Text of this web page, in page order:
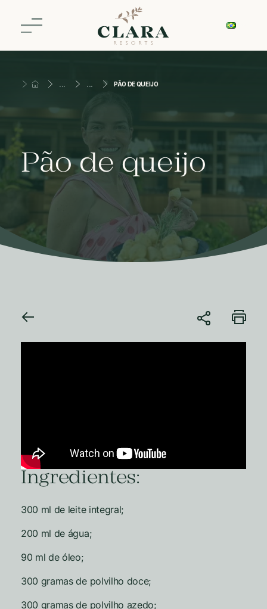
PÃO DE QUEIJO
Pão de queijo
Ingredientes:
300 ml de leite integral;
200 ml de água;
90 ml de óleo;
300 gramas de polvilho doce;
300 gramas de polvilho azedo;